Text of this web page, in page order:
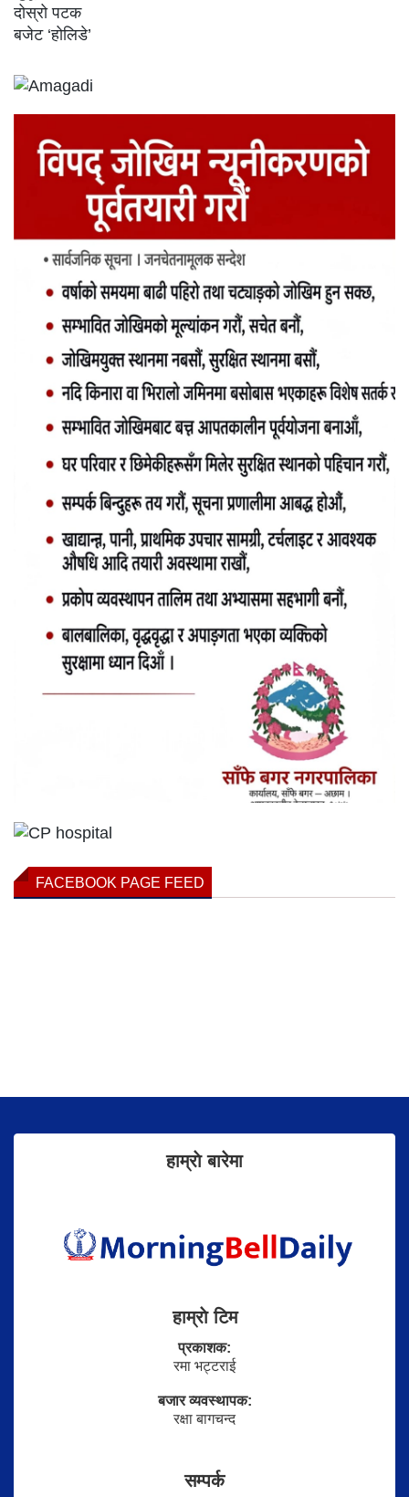
FACEBOOK PAGE FEED
हाम्राे बारेमा
हाम्राे टिम
प्रकाशक:
रमा भट्टराई
बजार व्यवस्थापक:
रक्षा बागचन्द
सम्पर्क